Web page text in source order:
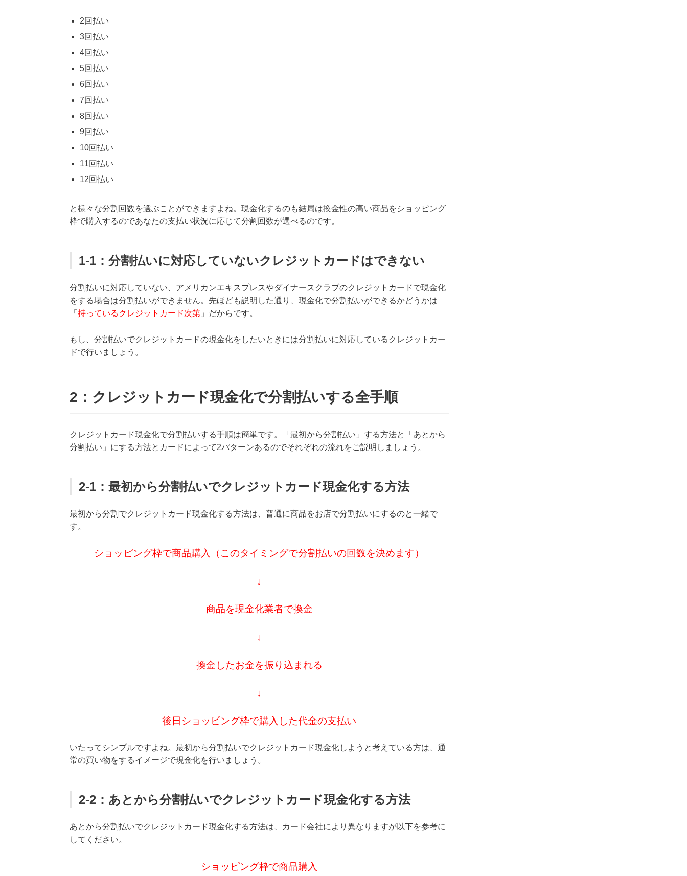
2回払い
3回払い
4回払い
5回払い
6回払い
7回払い
8回払い
9回払い
10回払い
11回払い
12回払い
と様々な分割回数を選ぶことができますよね。現金化するのも結局は換金性の高い商品をショッピング
枠で購入するのであなたの支払い状況に応じて分割回数が選べるのです。
1-1：分割払いに対応していないクレジットカードはできない
分割払いに対応していない、アメリカンエキスプレスやダイナースクラブのクレジットカードで現金化
をする場合は分割払いができません。先ほども説明した通り、現金化で分割払いができるかどうかは
「 持っているクレジットカード次第 」だからです。
もし、分割払いでクレジットカードの現金化をしたいときには分割払いに対応しているクレジットカー
ドで行いましょう。
2：クレジットカード現金化で分割払いする全手順
クレジットカード現金化で分割払いする手順は簡単です。「最初から分割払い」する方法と「あとから
分割払い」にする方法とカードによって2パターンあるのでそれぞれの流れをご説明しましょう。
2-1：最初から分割払いでクレジットカード現金化する方法
最初から分割でクレジットカード現金化する方法は、普通に商品をお店で分割払いにするのと一緒で
す。
ショッピング枠で商品購入（このタイミングで分割払いの回数を決めます）
↓
商品を現金化業者で換金
↓
換金したお金を振り込まれる
↓
後日ショッピング枠で購入した代金の支払い
いたってシンプルですよね。最初から分割払いでクレジットカード現金化しようと考えている方は、通
常の買い物をするイメージで現金化を行いましょう。
2-2：あとから分割払いでクレジットカード現金化する方法
あとから分割払いでクレジットカード現金化する方法は、カード会社により異なりますが以下を参考に
してください。
ショッピング枠で商品購入